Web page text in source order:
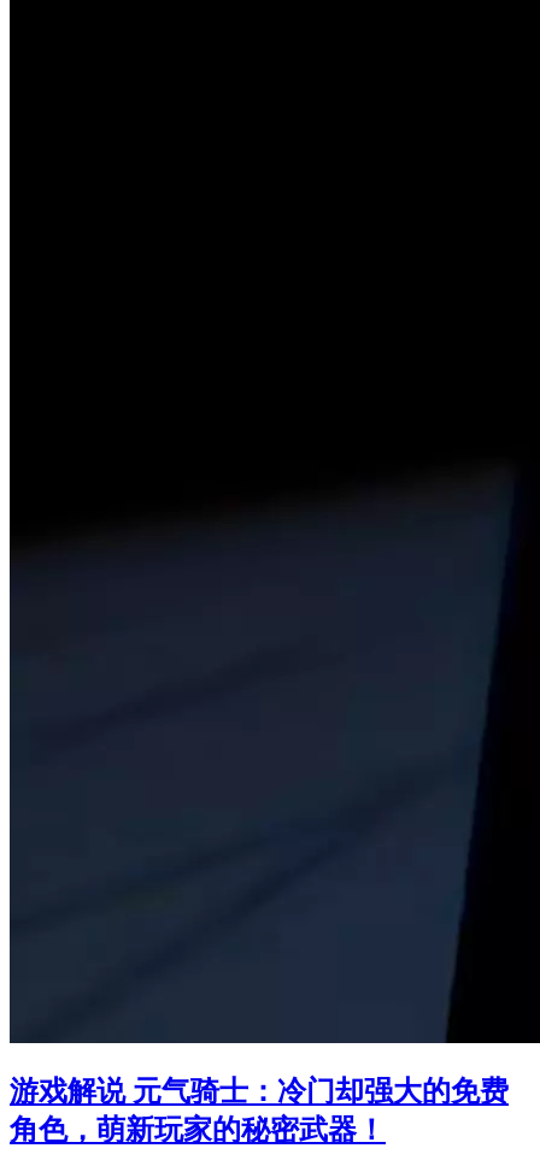
游戏解说 元气骑士：冷门却强大的免费
角色，萌新玩家的秘密武器！